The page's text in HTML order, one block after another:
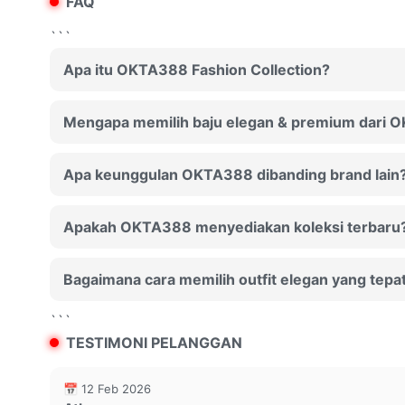
```
Apa itu OKTA388 Fashion Collection?
Mengapa memilih baju elegan & premium dari
Apa keunggulan OKTA388 dibanding brand
Apakah OKTA388 menyediakan koleksi
Bagaimana cara memilih outfit elegan yang
```
TESTIMONI PELANGGAN
📅 12 Feb 2026